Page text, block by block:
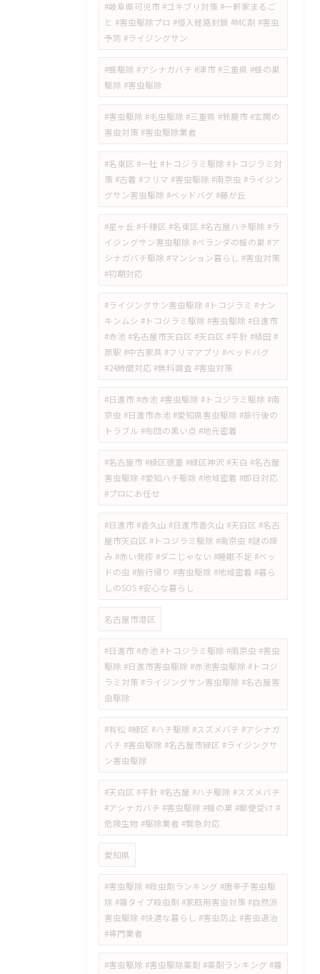
#岐阜県可児市 #ゴキブリ対策 #一軒家まるご
と #害虫駆除プロ #侵入経路封鎖 #MC剤 #害虫
予防 #ライジングサン
#蜂駆除 #アシナガバチ #津市 #三重県 #蜂の巣
駆除 #害虫駆除
#害虫駆除 #毛虫駆除 #三重県 #鈴鹿市 #玄関の
害虫対策 #害虫駆除業者
#名東区 #一社 #トコジラミ駆除 #トコジラミ対
策 #古着 #フリマ #害虫駆除 #南京虫 #ライジン
グサン害虫駆除 #ベッドバグ #藤が丘
#星ヶ丘 #千種区 #名東区 #名古屋ハチ駆除 #ラ
イジングサン害虫駆除 #ベランダの蜂の巣 #ア
シナガバチ駆除 #マンション暮らし #害虫対策
#初期対応
#ライジングサン害虫駆除 #トコジラミ #ナン
キンムシ #トコジラミ駆除 #害虫駆除 #日進市
#赤池 #名古屋市天白区 #天白区 #平針 #植田 #
原駅 #中古家具 #フリマアプリ #ベッドバグ
#24時間対応 #無料調査 #害虫対策
​#日進市 #赤池 #害虫駆除 #トコジラミ駆除 #南
京虫 #日進市赤池 #愛知県害虫駆除 #旅行後の
トラブル #布団の黒い点 #地元密着
#名古屋市 #緑区徳重 #緑区神沢 #天白 #名古屋
害虫駆除 #愛知ハチ駆除 #地域密着 #即日対応
#プロにお任せ
​#日進市 #香久山 #日進市香久山 #天白区 #名古
屋市天白区 #トコジラミ駆除 #南京虫 #謎の痒
み #赤い発疹 #ダニじゃない #睡眠不足 #ベッ
ドの虫 #旅行帰り #害虫駆除 #地域密着 #暮ら
しのSOS #安心な暮らし
名古屋市港区
#日進市 #赤池 #トコジラミ駆除 #南京虫 #害虫
駆除 #日進市害虫駆除 #赤池害虫駆除 #トコジ
ラミ対策 #ライジングサン害虫駆除 #名古屋害
虫駆除
#有松 #緑区 #ハチ駆除 #スズメバチ #アシナガ
バチ #害虫駆除 #名古屋市緑区 #ライジングサ
ン害虫駆除
#天白区 #平針 #名古屋 #ハチ駆除 #スズメバチ
#アシナガバチ #害虫駆除 #蜂の巣 #郵便受け #
危険生物 #駆除業者 #緊急対応
愛知県
#害虫駆除 #殺虫剤ランキング #唐辛子害虫駆
除 #霧タイプ殺虫剤 #家庭用害虫対策 #自然派
害虫駆除 #快適な暮らし #害虫防止 #害虫退治
#専門業者
#害虫駆除 #害虫駆除薬剤 #薬剤ランキング #霧